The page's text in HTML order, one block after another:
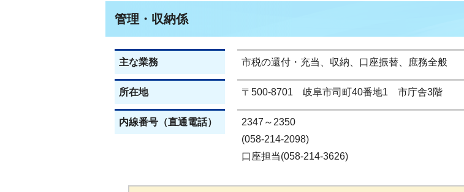
管理・収納係
主な業務 市税の還付・充当、収納、口座振替、庶務全般
所在地 〒500-8701 岐阜市司町40番地1 市庁舎3階
内線番号（直通電話）
2347～2350
(058-214-2098)
口座担当(058-214-3626)